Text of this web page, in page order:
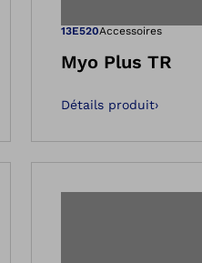
la
Ouvre
13E520Accessoires
Myo Plus TR
Détails produit›